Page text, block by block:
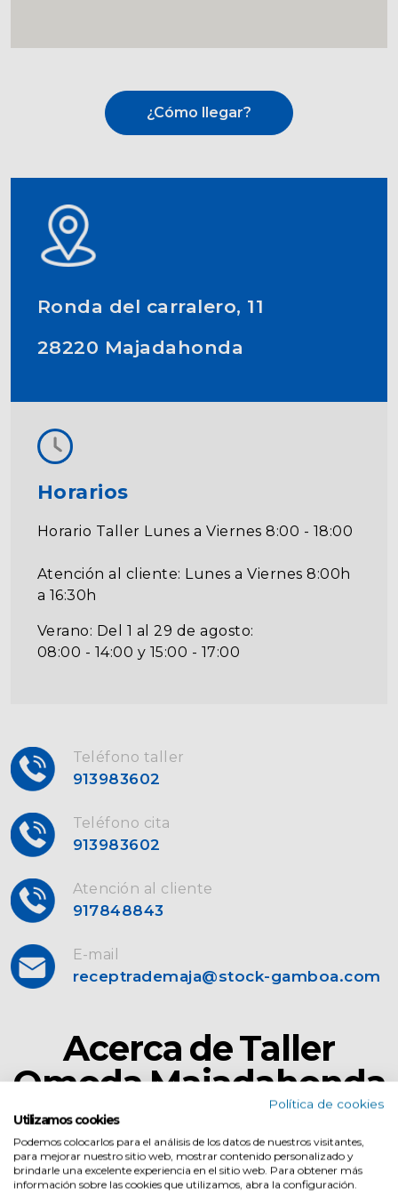
¿Cómo llegar?
Ronda del carralero, 11
28220 Majadahonda
Horarios
Horario Taller Lunes a Viernes 8:00 - 18:00
Atención al cliente: Lunes a Viernes 8:00h
a 16:30h
Verano: Del 1 al 29 de agosto:
08:00 - 14:00 y 15:00 - 17:00
Teléfono taller
913983602
Teléfono cita
913983602
Atención al cliente
917848843
E-mail
receptrademaja@stock-gamboa.com
Acerca de Taller
Omoda Majadahonda
Política de cookies
Utilizamos cookies
Podemos colocarlos para el análisis de los datos de nuestros visitantes,
para mejorar nuestro sitio web, mostrar contenido personalizado y
brindarle una excelente experiencia en el sitio web. Para obtener más
información sobre las cookies que utilizamos, abra la configuración.